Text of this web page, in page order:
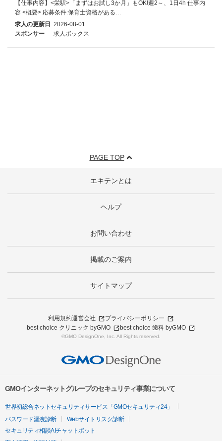
【仕事内容】<栄駅>「まずはお試し3か月」もOK!週2～、1日4h 仕事内
容 <概要> 応募条件:保育士資格がある…
求人の更新日 2026-08-01
スポンサー
求人ボックス
PAGE TOP
エキテンとは
ヘルプ
お問い合わせ
掲載のご案内
サイトマップ
利用規約運営会社
プライバシーポリシー
best choice クリニック byGMO
best choice 歯科 byGMO
©GMO DesignOne, Inc. All Rights reserved.
GMOインターネットグループのセキュリティ事業について
世界初総合ネットセキュリティサービス「GMOセキュリティ24」
パスワード漏洩診断
Webサイトリスク診断
セキュリティ相談AIチャットボット